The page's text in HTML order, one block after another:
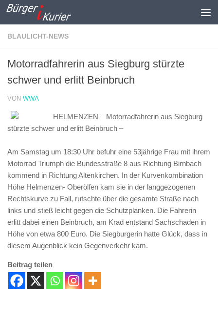
Zum Inhalt springen
BLAULICHT-NEWS
Motorradfahrerin aus Siegburg stürzte
schwer und erlitt Beinbruch
VON WWA
HELMENZEN – Motorradfahrerin aus Siegburg
stürzte schwer und erlitt Beinbruch –
Am Samstag um 18:30 Uhr befuhr eine 53jährige Frau mit ihrem
Motorrad Triumph die Bundesstraße 8 aus Richtung Birnbach
kommend in Richtung Altenkirchen. In der Kurvenkombination
Höhe Helmenzen- Oberölfen kam sie in der langgezogenen
Rechtskurve zu Fall, rutschte über die gesamte Straße nach
links und stieß leicht gegen die Schutzplanken. Die Fahrerin
erlitt dabei einen Beinbruch, am Krad entstand Sachschaden in
Höhe von etwa 800 Euro. Die Siegburgerin hatte Glück, dass in
diesem Augenblick kein Gegenverkehr kam.
Beitrag teilen